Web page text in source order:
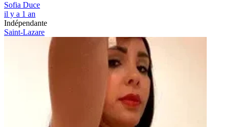
Sofia Duce
il y a 1 an
Indépendante
Saint-Lazare